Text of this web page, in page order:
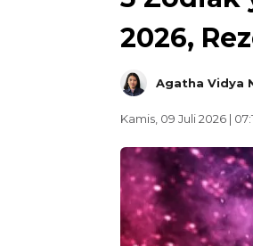
2026,
Agatha Vidya
Kamis, 09 Juli 2026 |